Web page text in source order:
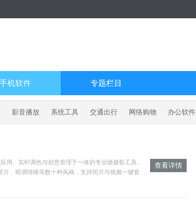
手机软件 专题栏目
影音播放 系统工具 交通出行 网络购物 办公软件
用、实时调色与创意管理于一体的专业级摄影工具。
、暗调情绪等数十种风格，支持照片与视频一键套
查看详情